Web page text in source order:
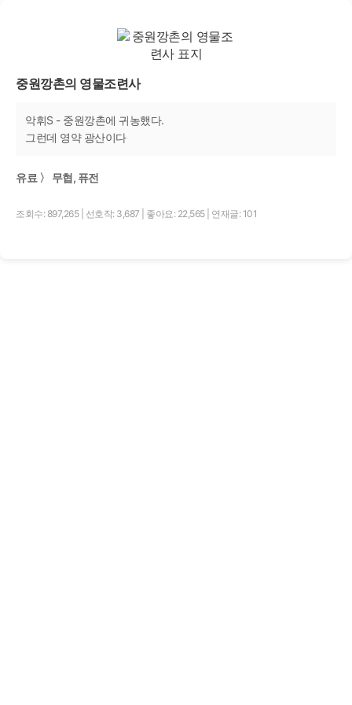
중원깡촌의 영물조련사
악휘S - 중원깡촌에 귀농했다.
그런데 영약 광산이다
유료 〉 무협, 퓨전
조회수: 897,265 선호작: 3,687 좋아요: 22,565 연재글: 101